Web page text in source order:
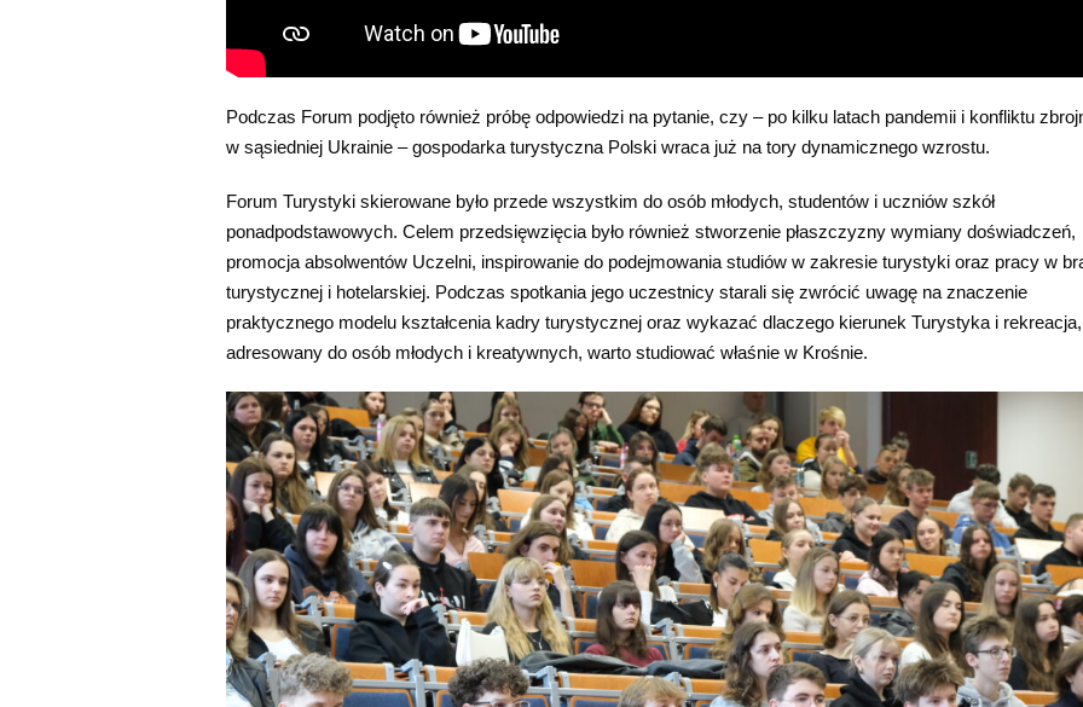
Podczas Forum podjęto również próbę odpowiedzi na pytanie, czy – po kilku latach pandemii i konfliktu
w sąsiedniej Ukrainie – gospodarka turystyczna Polski wraca już na tory dynamicznego wzrostu.
Forum Turystyki skierowane było przede wszystkim do osób młodych, studentów i uczniów szkół
ponadpodstawowych. Celem przedsięwzięcia było również stworzenie płaszczyzny wymiany doświadczeń,
promocja absolwentów Uczelni, inspirowanie do podejmowania studiów w zakresie turystyki oraz pracy w
turystycznej i hotelarskiej. Podczas spotkania jego uczestnicy starali się zwrócić uwagę na znaczenie
praktycznego modelu kształcenia kadry turystycznej oraz wykazać dlaczego kierunek Turystyka i rekreacja,
adresowany do osób młodych i kreatywnych, warto studiować właśnie w Krośnie.